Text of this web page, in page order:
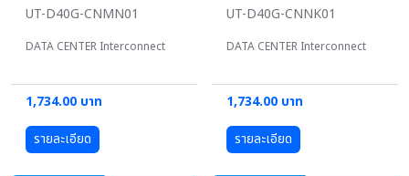
UT-D40G-CNMN01
DATA CENTER Interconnect
1,734.00 บาท
รายละเอียด
UT-D40G-CNNK01
DATA CENTER Interconnect
1,734.00 บาท
รายละเอียด